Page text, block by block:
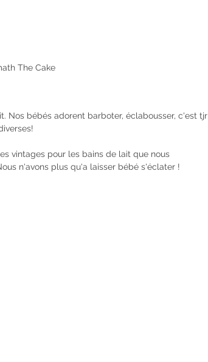
The Cake
Nos bébés adorent barboter, éclabousser, c'est tjr
vintages pour les bains de lait que nous
n'avons plus qu'a laisser bébé s'éclater !